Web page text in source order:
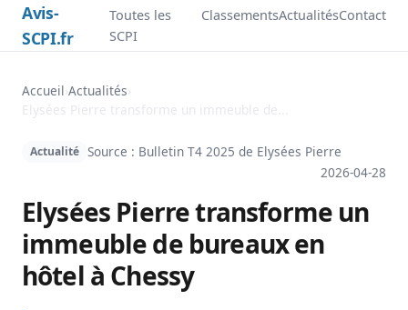
Avis-
SCPI.fr
Toutes les
SCPI
ClassementsActualitésContact
Accueil›Actualités›
Elysées Pierre transforme un immeuble de...
Actualité Source : Bulletin T4 2025 de Elysées Pierre
2026-04-28
Elysées Pierre transforme un
immeuble de bureaux en
hôtel à Chessy